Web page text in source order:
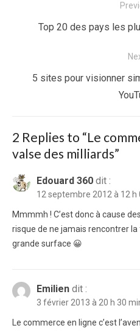
Previous
Top 20 des pays les
Next5 sites pour visionner
2 Replies to “Le
valse des milliards”
Edouard 360 dit :
12 septembre 2012 à 12 h
Mmmmh ! C’est donc à cause
risque de ne jamais rencontrer
grande surface 😀
Emilien dit :
3 février 2013 à 20 h 30
Le commerce en ligne c’est